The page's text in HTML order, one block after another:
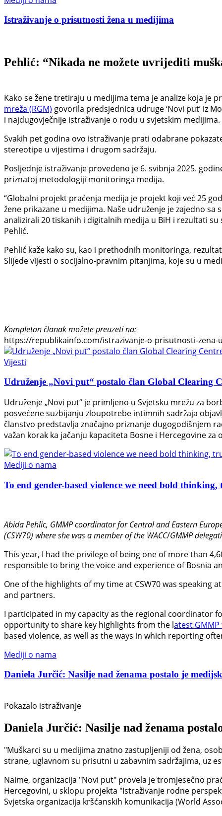
Istraživanje o prisutnosti žena u medijima
Pehlić: “Nikada ne možete uvrijediti
Kako se žene tretiraju u medijima tema je analize koja je
mreža (RGM) govorila predsjednica udruge ‘Novi put’ iz
i najdugovječnije istraživanje o rodu u svjetskim medijima.
Svakih pet godina ovo istraživanje prati odabrane
stereotipe u vijestima i drugom sadržaju.
Posljednje istraživanje provedeno je 6. svibnja 2025.
priznatoj metodologiji monitoringa medija.
“Globalni projekt praćenja medija je projekt koji već 25
žene prikazane u medijima. Naše udruženje je zajedno
analizirali 20 tiskanih i digitalnih medija u BiH i rezultati
Pehlić.
Pehlić kaže kako su, kao i prethodnih monitoringa,
Slijede vijesti o socijalno-pravnim pitanjima, koje su u
Kompletan članak možete preuzeti na:
https://republikainfo.com/istrazivanje-o-prisutnosti-
Vijesti
Udruženje „Novi put“ postalo član Global Clearing
Udruženje „Novi put“ je primljeno u Svjetsku mrežu za
posvećene suzbijanju zloupotrebe intimnih sadržaja
članstvo predstavlja značajno priznanje dugogodišnjem
važan korak ka jačanju kapaciteta Bosne i Hercegovine
Mediji o nama
To end gender-based violence we need bold
Abida Pehlic, GMMP coordinator for Central and Eastern
(CSW70) where she was a member of the WACC/GMMP
This year, I had the privilege of being one of more than
responsible to bring the voice and experience of Bosnia
One of the highlights of my time at CSW70 was speaking
and partners.
I participated in my capacity as the regional coordinator
opportunity to share key highlights from the latest
based violence, as well as the ways in which reporting
Mediji o nama
Daniela Jurčić: Nasilje nad ženama postalo je
Pokazalo istraživanje
Daniela Jurčić: Nasilje nad ženama
"Muškarci su u medijima znatno zastupljeniji od žena,
strane, uglavnom su prisutni u zabavnim sadržajima, uz
Naime, organizacija "Novi put" provela je tromjesečno
Hercegovini, u sklopu projekta "Istraživanje rodne
Svjetska organizacija kršćanskih komunikacija (World